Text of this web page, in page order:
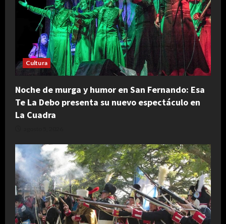
Cultura
Noche de murga y humor en San Fernando: Esa
Te La Debo presenta su nuevo espectáculo en
La Cuadra